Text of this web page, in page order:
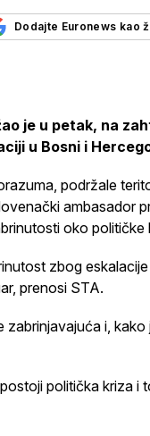
Dodajte Euronews kao
je u petak, na
u Bosni i
podržale
ambasador
oko
zbog
prenosi STA.
zabrinjavajuća i,
politička kriza i